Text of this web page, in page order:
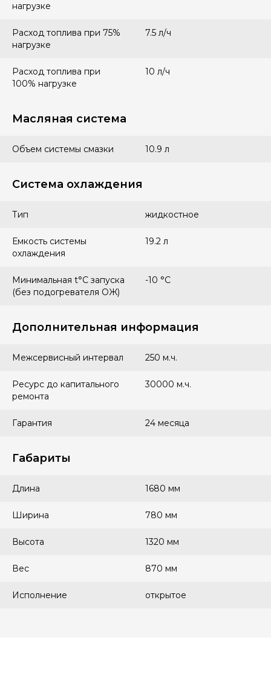
нагрузке
Расход топлива при 75%
нагрузке
7.5 л/ч
Расход топлива при
100% нагрузке
10 л/ч
Масляная система
Объем системы смазки 10.9 л
Система охлаждения
Тип жидкостное
Емкость системы
охлаждения
19.2 л
Минимальная t°С запуска
(без подогревателя ОЖ)
-10 °С
Дополнительная информация
Межсервисный интервал 250 м.ч.
Ресурс до капитального
ремонта
30000 м.ч.
Гарантия 24 месяца
Габариты
Длина 1680 мм
Ширина 780 мм
Высота 1320 мм
Вес 870 мм
Исполнение открытое